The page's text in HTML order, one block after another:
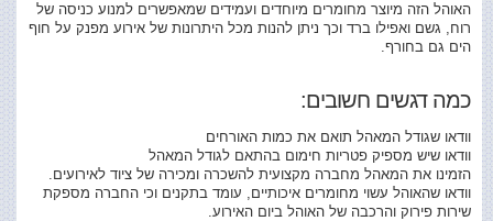
האוהל הזה מיוצר מחומרים מיוחדים ועמידים שמאפשרים למנוע כניסה של
רוח, גשם ואפילו ברד וכך ניתן להנות מכל היתרונות של אירוע מפנק על חוף
הים גם בחורף.
כמה דגשים חשובים:
וודאו שגודל המאהל תואם את כמות האורחים
וודאו שיש מספיק פטריות חימום בהתאם לגודל המאהל
הזמינו את המאהל מחברה מקצועית להשכרה ומכירה של ציוד לאירועים.
וודאו שהאוהל עשוי מחומרים איכותיים, עומד בתקנים וכי החברה מספקת
שירות פירוק והרכבה של האוהל ביום האירוע.